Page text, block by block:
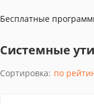
Бесплатные
Системные
Сортировка: по